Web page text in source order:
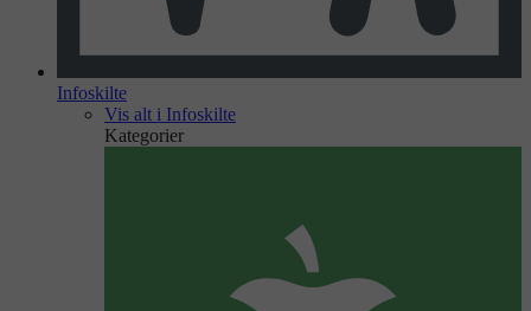
Infoskilte
Vis alt i Infoskilte
Kategorier